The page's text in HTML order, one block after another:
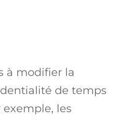
à modifier la
de temps
exemple, les